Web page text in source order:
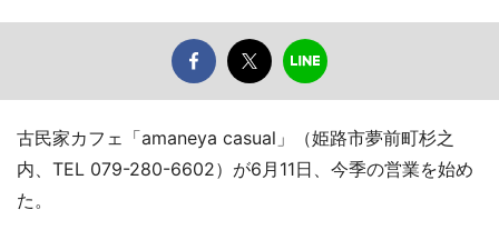
古民家カフェ「amaneya casual」（姫路市夢前町杉之
内、TEL 079-280-6602）が6月11日、今季の営業を始め
た。